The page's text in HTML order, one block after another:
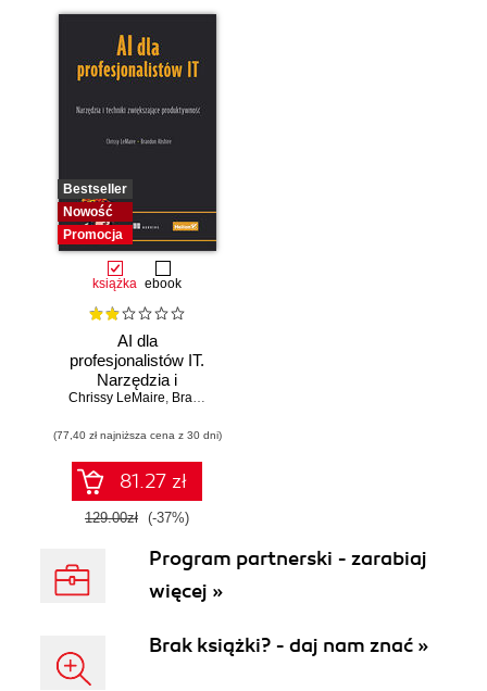
Bestseller
Nowość
Promocja
książka ebook
AI dla
profesjonalistów IT.
Narzędzia i
techniki
produktywność
Chrissy LeMaire, Brandon Abshire
(77,40 zł najniższa cena z 30 dni)
81.27 zł
129.00zł (-37%)
Program partnerski - zarabiaj
więcej »
Brak książki? - daj nam znać »